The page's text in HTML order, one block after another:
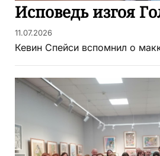
Исповедь изгоя
11.07.2026
Кевин Спейси вспомнил о